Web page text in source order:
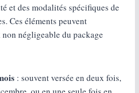
et des modalités spécifiques de
Ces éléments peuvent
négligeable du package
: souvent versée en deux fois,